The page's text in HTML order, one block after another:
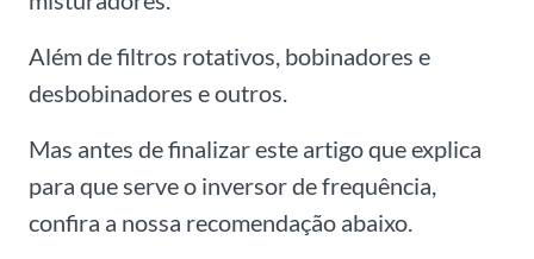
Além de filtros rotativos, bobinadores e
desbobinadores e outros.
Mas antes de finalizar este artigo que explica
para que serve o inversor de frequência,
confira a nossa recomendação abaixo.